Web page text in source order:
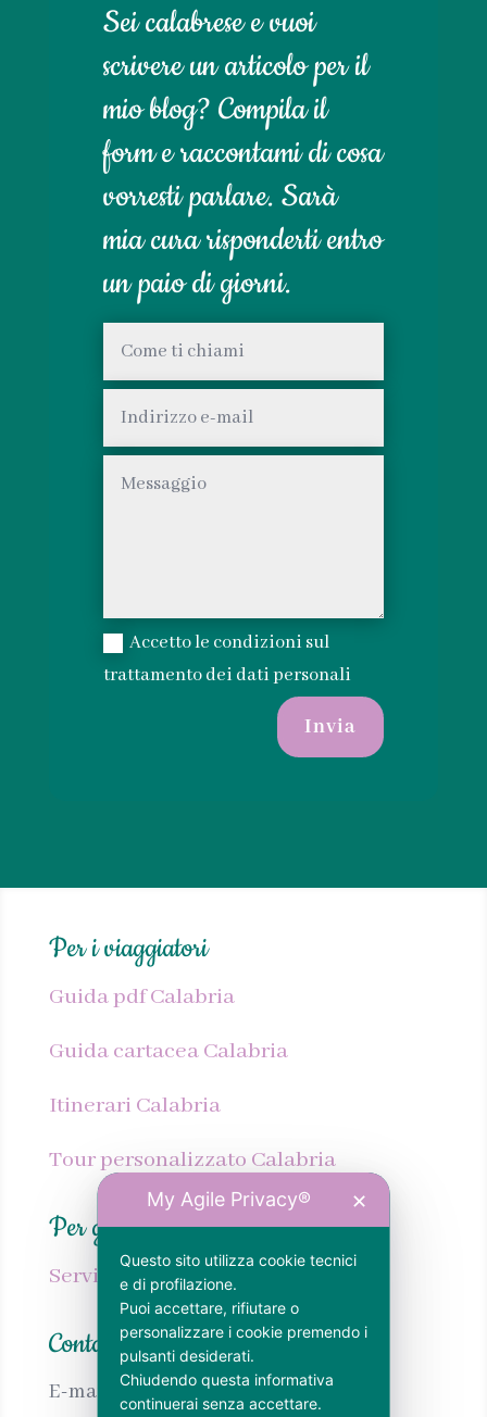
Sei calabrese e vuoi
scrivere un articolo per il
mio blog? Compila il
form e raccontami di cosa
vorresti parlare. Sarà
mia cura risponderti entro
un paio di giorni.
Accetto le condizioni sul
trattamento dei dati personali
Invia
Per i viaggiatori
Guida pdf Calabria
Guida cartacea Calabria
Itinerari Calabria
Tour personalizzato Calabria
Per gli host
Servizi SEO per strutture ricettive
Contatti
E-mail: info@calabrianellanima.com
My Agile Privacy® ✕
Questo sito utilizza cookie tecnici
e di profilazione.
Puoi accettare, rifiutare o
personalizzare i cookie premendo i
pulsanti desiderati.
Chiudendo questa informativa
continuerai senza accettare.